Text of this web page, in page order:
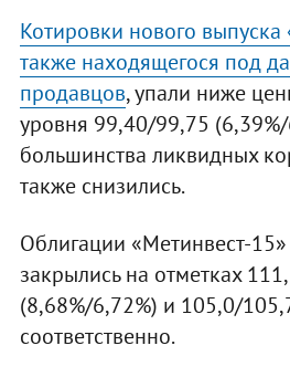
Котировки нового
также находящегося под
продавцов, упали ниже
уровня 99,40/99,75
большинства ликвидных
также снизились.
Облигации «Метинвест-
закрылись на отметках
(8,68%/6,72%) и 105,0/
соответственно.